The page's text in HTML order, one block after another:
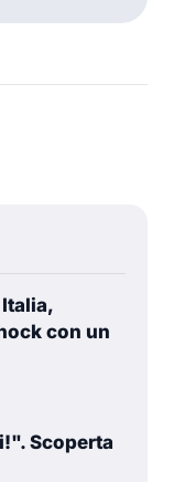
con un
Scoperta